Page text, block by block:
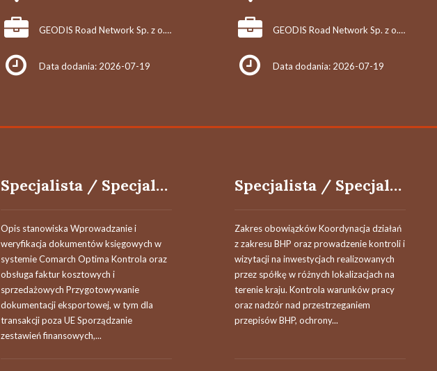
GEODIS Road Network Sp. z o.o.
Data dodania: 2026-07-19
GEODIS Road Network Sp. z o.o.
Data dodania: 2026-07-19
Specjalista / Specjalistka ds. finansów i logistyki dokumentów
Opis stanowiska Wprowadzanie i
weryfikacja dokumentów księgowych w
systemie Comarch Optima Kontrola oraz
obsługa faktur kosztowych i
sprzedażowych Przygotowywanie
dokumentacji eksportowej, w tym dla
transakcji poza UE Sporządzanie
zestawień finansowych,...
Specjalista / Specjalistka ds. BHP na budowie
Zakres obowiązków Koordynacja działań
z zakresu BHP oraz prowadzenie kontroli i
wizytacji na inwestycjach realizowanych
przez spółkę w różnych lokalizacjach na
terenie kraju. Kontrola warunków pracy
oraz nadzór nad przestrzeganiem
przepisów BHP, ochrony...